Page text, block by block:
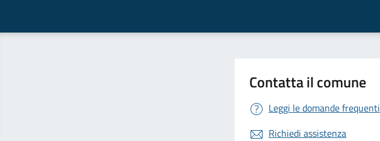
Contatta il comune
Leggi le domande frequenti
Richiedi assistenza